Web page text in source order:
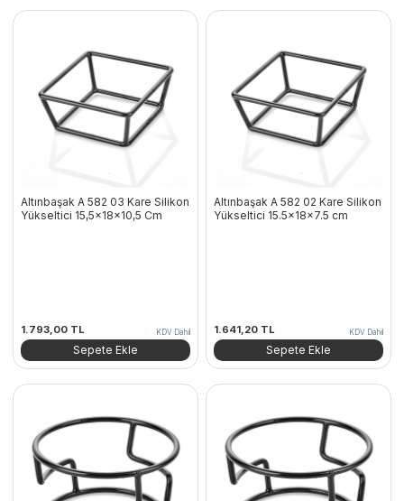
Altınbaşak A 582 03 Kare Silikon
Yükseltici 15,5x18x10,5 Cm
1.793,00 TL KDV Dahil
Sepete Ekle
Altınbaşak A 582 02 Kare Silikon
Yükseltici 15.5x18x7.5 cm
1.641,20 TL KDV Dahil
Sepete Ekle